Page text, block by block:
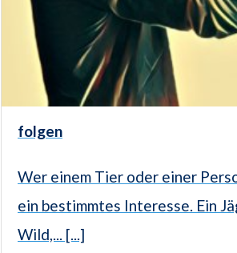
folgen
Wer einem Tier oder einer
ein bestimmtes Interesse. Ein
Wild,... [...]